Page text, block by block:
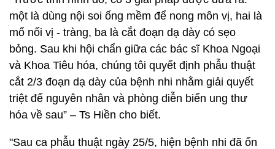
một là dùng nội soi ống mềm để nong môn vị, hai là
mổ nối vị - tràng, ba là cắt đoạn dạ dày có sẹo
bỏng. Sau khi hội chẩn giữa các bác sĩ Khoa Ngoại
và Khoa Tiêu hóa, chúng tôi quyết định phẫu thuật
cắt 2/3 đoạn dạ dày của bệnh nhi nhằm giải quyết
triệt để nguyên nhân và phòng diễn biến ung thư
hóa về sau” – Ts Hiền cho biết.
"Sau ca phẫu thuật ngày 25/5, hiện bệnh nhi đã ổn